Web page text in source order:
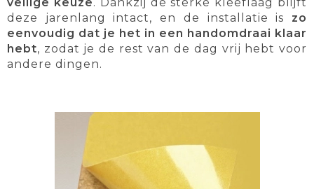
deze jarenlang intact, en de installatie is zo
eenvoudig dat je het in een handomdraai klaar
hebt, zodat je de rest van de dag vrij hebt voor
andere dingen.